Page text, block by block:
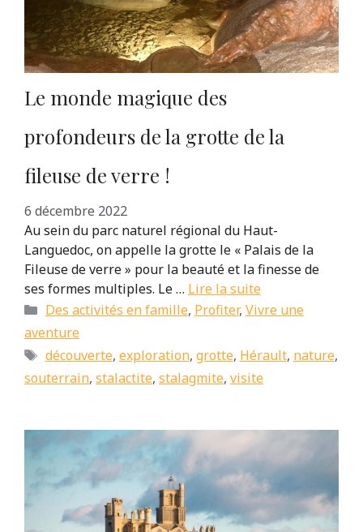
Le monde magique des
profondeurs de la grotte de la
fileuse de verre !
6 décembre 2022
Au sein du parc naturel régional du Haut-
Languedoc, on appelle la grotte le « Palais de la
Fileuse de verre » pour la beauté et la finesse de
ses formes multiples. Le … Lire la suite
Catégories
Des activités en famille, Profiter, Vivre une
aventure
Étiquettes
découverte, exploration, grotte, Hérault, nature,
souterrain, stalactite, stalagmite, visite